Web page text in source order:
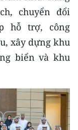
chuyển đổi
hỗ trợ, công
xây dựng khu
biển và khu